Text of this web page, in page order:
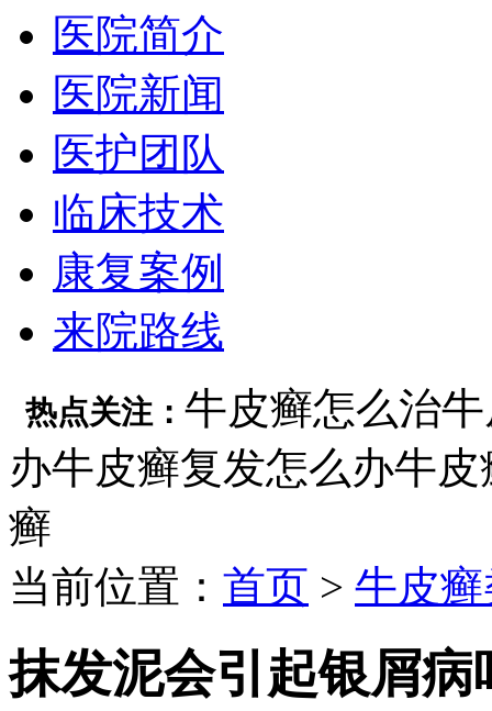
医院简介
医院新闻
医护团队
临床技术
康复案例
来院路线
热点关注： 牛皮癣怎么治
办牛皮癣复发怎么办牛皮
癣
当前位置： 首页 > 牛皮
抹发泥会引起银屑病